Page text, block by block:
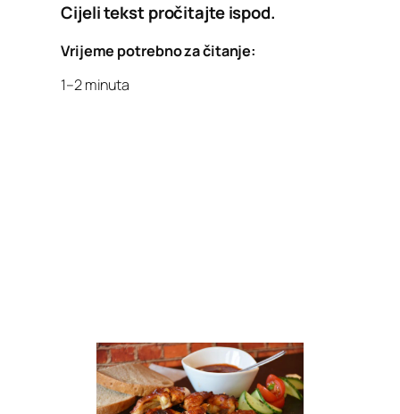
Cijeli tekst pročitajte ispod.
Vrijeme potrebno za čitanje:
1–2 minuta